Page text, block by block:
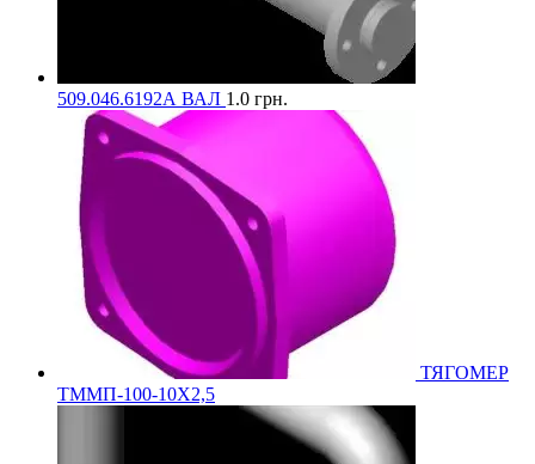
509.046.6192А ВАЛ 1.0 грн.
ТЯГОМЕР
ТММП-100-10Х2,5